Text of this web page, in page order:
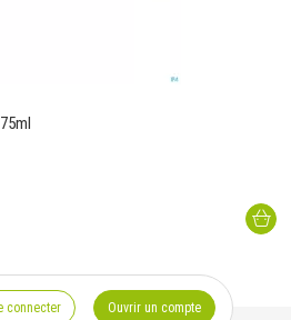
connecter Ouvrir un compte